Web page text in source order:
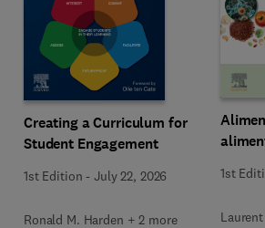
Creating a Curriculum for
Student Engagement
1st Edition -July 22, 2026
Ronald M. Harden + 2 more
1st